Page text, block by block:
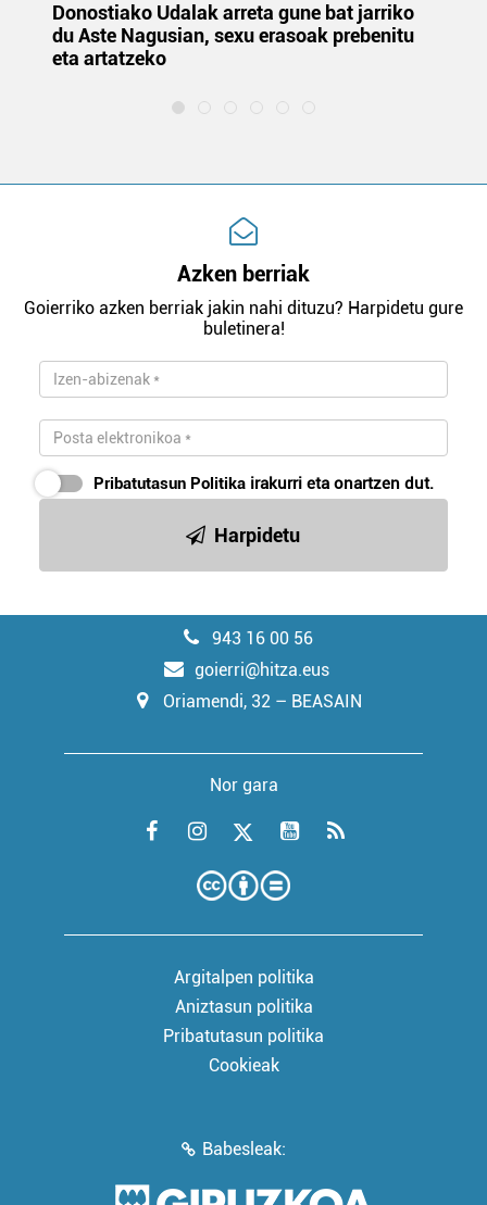
Donostiako Udalak arreta gune bat jarriko
du Aste Nagusian, sexu erasoak prebenitu
eta artatzeko
Azken berriak
Goierriko azken berriak jakin nahi dituzu? Harpidetu gure
buletinera!
Pribatutasun Politika irakurri eta onartzen dut.
Harpidetu
943 16 00 56
goierri@hitza.eus
Oriamendi, 32 – BEASAIN
Nor gara
Argitalpen politika
Aniztasun politika
Pribatutasun politika
Cookieak
Babesleak: